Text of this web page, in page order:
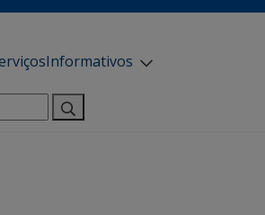
Informativos